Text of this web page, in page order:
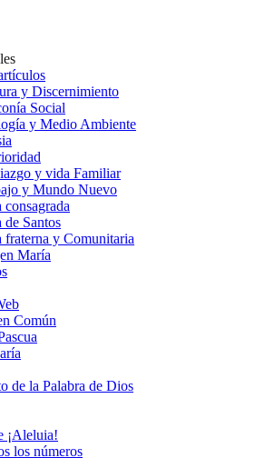
y Discernimiento
Social
y Medio Ambiente
y vida Familiar
y Mundo Nuevo
consagrada
de Santos
fraterna y Comunitaria
María
Común
de la Palabra de Dios
¡Aleluia!
los números